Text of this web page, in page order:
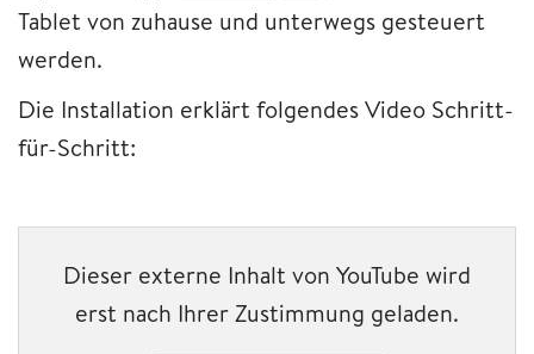
Tablet von zuhause und unterwegs gesteuert
werden.
Die Installation erklärt folgendes Video Schritt-
für-Schritt:
Dieser externe Inhalt von YouTube wird
erst nach Ihrer Zustimmung geladen.